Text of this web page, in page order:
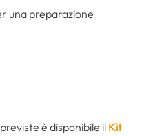
una preparazione
è disponibile il Kit